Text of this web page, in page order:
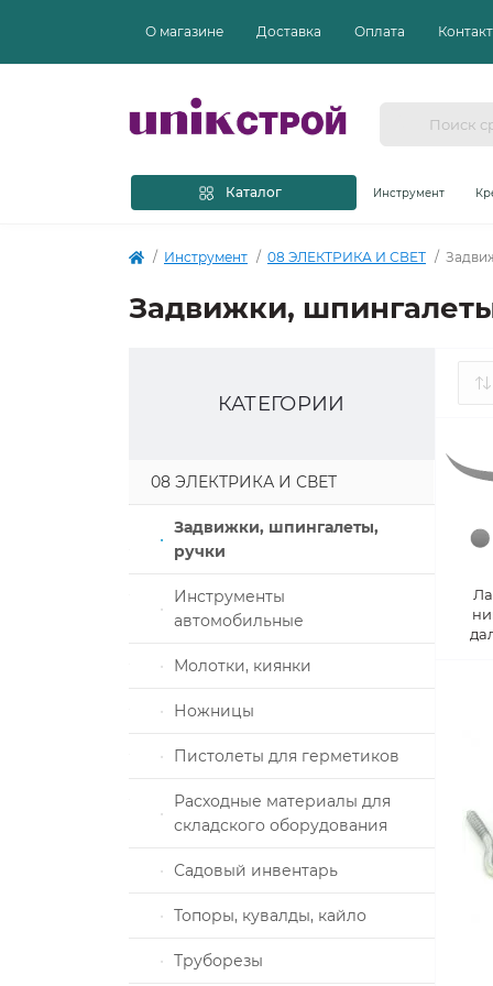
О магазине Доставка Оплата
Каталог Инструмент
Инструмент 08 ЭЛЕКТРИКА И СВЕТ
Задвижки,
КАТЕГОРИИ
08 ЭЛЕКТРИКА И СВЕТ
Задвижки, шпингалеты,
ручки
Инструменты
автомобильные
Молотки, киянки
Ножницы
Пистолеты для герметиков
Расходные материалы для
складского оборудования
Садовый инвентарь
Топоры, кувалды, кайло
Труборезы